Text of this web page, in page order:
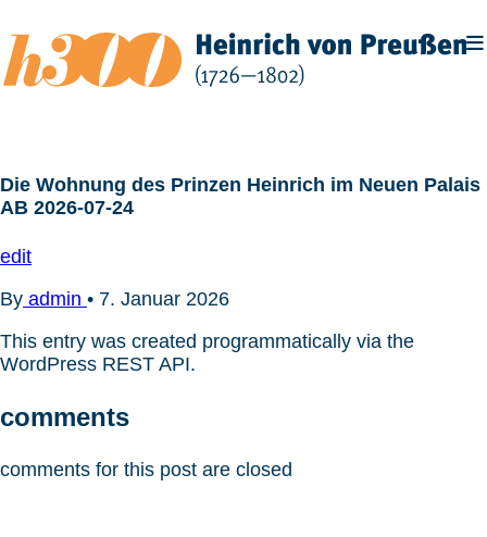
Inhalt
springen
Die Wohnung des Prinzen Heinrich im Neuen Palais
AB 2026-07-24
edit
By admin • 7. Januar 2026
This entry was created programmatically via the
WordPress REST API.
comments
comments for this post are closed